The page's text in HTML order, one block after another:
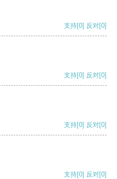
支持[0] 反对[0]
支持[0] 反对[0]
支持[0] 反对[0]
支持[0] 反对[0]